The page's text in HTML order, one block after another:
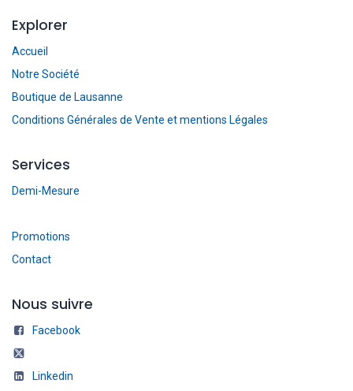
Explorer
Accueil
Notre Société
Boutique de Lausanne
Conditions Générales de Vente et mentions Légales
Services
Demi-Mesure
Promotions
Contact
Nous suivre
Facebook
Linkedin